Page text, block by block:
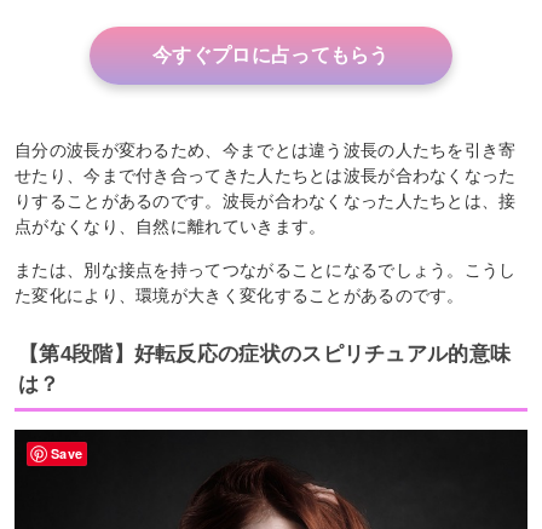
今すぐプロに占ってもらう
自分の波長が変わるため、今までとは違う波長の人たちを引き寄
せたり、今まで付き合ってきた人たちとは波長が合わなくなった
りすることがあるのです。波長が合わなくなった人たちとは、接
点がなくなり、自然に離れていきます。
または、別な接点を持ってつながることになるでしょう。こうし
た変化により、環境が大きく変化することがあるのです。
【第4段階】好転反応の症状のスピリチュアル的意味
は？
Save